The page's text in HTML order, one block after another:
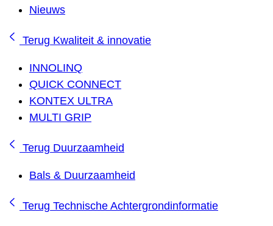
Nieuws
Terug Kwaliteit & innovatie
INNOLINQ
QUICK CONNECT
KONTEX ULTRA
MULTI GRIP
Terug Duurzaamheid
Bals & Duurzaamheid
Terug Technische Achtergrondinformatie